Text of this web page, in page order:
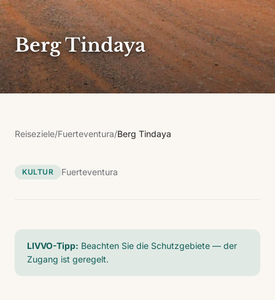
Berg Tindaya
Reiseziele/Fuerteventura/Berg Tindaya
KULTUR Fuerteventura
LIVVO-Tipp: Beachten Sie die Schutzgebiete — der
Zugang ist geregelt.